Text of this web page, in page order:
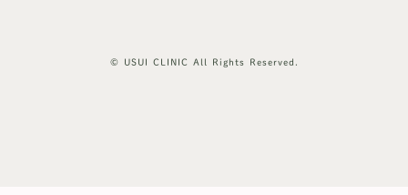
© USUI CLINIC All Rights Reserved.